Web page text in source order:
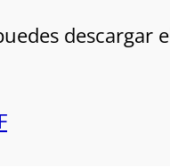
descargar